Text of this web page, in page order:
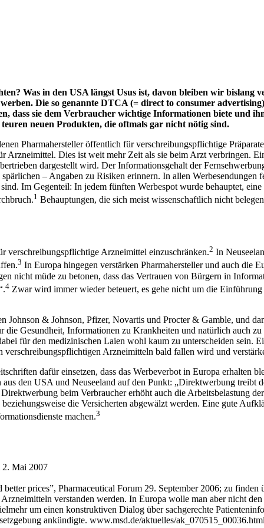
Was in den USA längst Usus ist, davon bleiben wir bislang
Die so genannte DTCA (= direct to consumer
sie dem Verbraucher wichtige Informationen biete und
neuen Produkten, die oftmals gar nicht nötig sind.
Pharmahersteller öffentlich für verschreibungspflichtige
Dies ist weit mehr Zeit als sie beim Arzt verbringen.
dargestellt wird. Der Informationsgehalt der
– Angaben zu Risiken erinnern. In allen
Im Gegenteil: In jedem fünften Werbespot wurde behauptet,
1 Behauptungen, die sich meist wissenschaftlich nicht
verschreibungspflichtige Arzneimittel einzuschränken.2 In
3 In Europa hingegen verstärken Pharmahersteller und auch die
nicht müde zu betonen, dass das Vertrauen von Bürgern in
4 Zwar wird immer wieder beteuert, es gehe nicht um die
Johnson & Johnson, Pfizer, Novartis und Procter & Gamble, und
Gesundheit, Informationen zu Krankheiten und natürlich auch
für den medizinischen Laien wohl kaum zu unterscheiden sein.
verschreibungspflichtigen Arzneimitteln bald fallen wird und
dafür einsetzen, dass das Werbeverbot in Europa erhalten
den USA und Neuseeland auf den Punkt: „Direktwerbung
beim Verbraucher erhöht auch die Arbeitsbelastung
die Versicherten abgewälzt werden. Eine gute
machen.3
2. Mai 2007
prices”, Pharmaceutical Forum 29. September 2006; zu finden
verstanden werden. In Europa wolle man aber nicht
um einen konstruktiven Dialog über sachgerechte
ankündigte. www.msd.de/aktuelles/